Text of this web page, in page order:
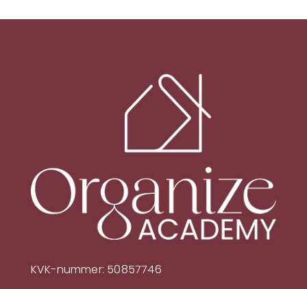
KVK-nummer: 50857746